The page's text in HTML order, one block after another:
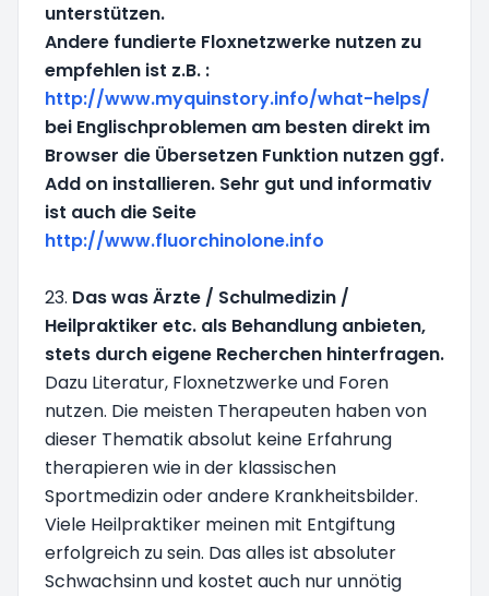
unterstützen.
Andere fundierte Floxnetzwerke nutzen zu
empfehlen ist z.B. :
http://www.myquinstory.info/what-helps/
bei Englischproblemen am besten direkt im
Browser die Übersetzen Funktion nutzen ggf.
Add on installieren. Sehr gut und informativ
ist auch die Seite
http://www.fluorchinolone.info
23. Das was Ärzte / Schulmedizin /
Heilpraktiker etc. als Behandlung anbieten,
stets durch eigene Recherchen hinterfragen.
Dazu Literatur, Floxnetzwerke und Foren
nutzen. Die meisten Therapeuten haben von
dieser Thematik absolut keine Erfahrung
therapieren wie in der klassischen
Sportmedizin oder andere Krankheitsbilder.
Viele Heilpraktiker meinen mit Entgiftung
erfolgreich zu sein. Das alles ist absoluter
Schwachsinn und kostet auch nur unnötig